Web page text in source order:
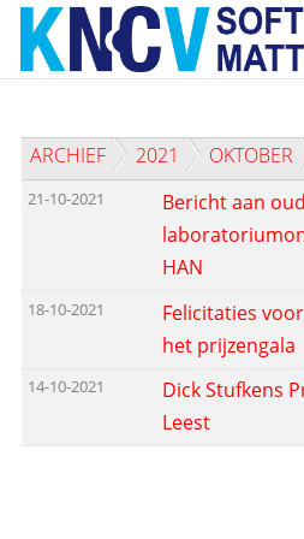
Sla
links
over
de
inhoud
menu
ARCHIEF 2021 OKTOBER
21-10-2021
Bericht aan
HAN
18-10-2021
Felicitaties
het prijzengala
14-10-2021
Dick Stufkens
Leest